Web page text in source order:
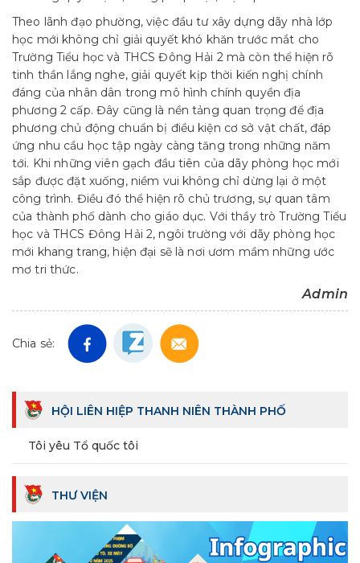
Theo lãnh đạo phường, việc đầu tư xây dựng dãy nhà lớp
học mới không chỉ giải quyết khó khăn trước mắt cho
Trường Tiểu học và THCS Đông Hải 2 mà còn thể hiện rõ
tinh thần lắng nghe, giải quyết kịp thời kiến nghị chính
đáng của nhân dân trong mô hình chính quyền địa
phương 2 cấp. Đây cũng là nền tảng quan trọng để địa
phương chủ động chuẩn bị điều kiện cơ sở vật chất, đáp
ứng nhu cầu học tập ngày càng tăng trong những năm
tới. Khi những viên gạch đầu tiên của dãy phòng học mới
sắp được đặt xuống, niềm vui không chỉ dừng lại ở một
công trình. Điều đó thể hiện rõ chủ trương, sự quan tâm
của thành phố dành cho giáo dục. Với thầy trò Trường Tiểu
học và THCS Đông Hải 2, ngôi trường với dãy phòng học
mới khang trang, hiện đại sẽ là nơi ươm mầm những ước
mơ tri thức.
Admin
Chia sẻ:
HỘI LIÊN HIỆP THANH NIÊN THÀNH PHỐ
Tôi yêu Tổ quốc tôi
THƯ VIỆN